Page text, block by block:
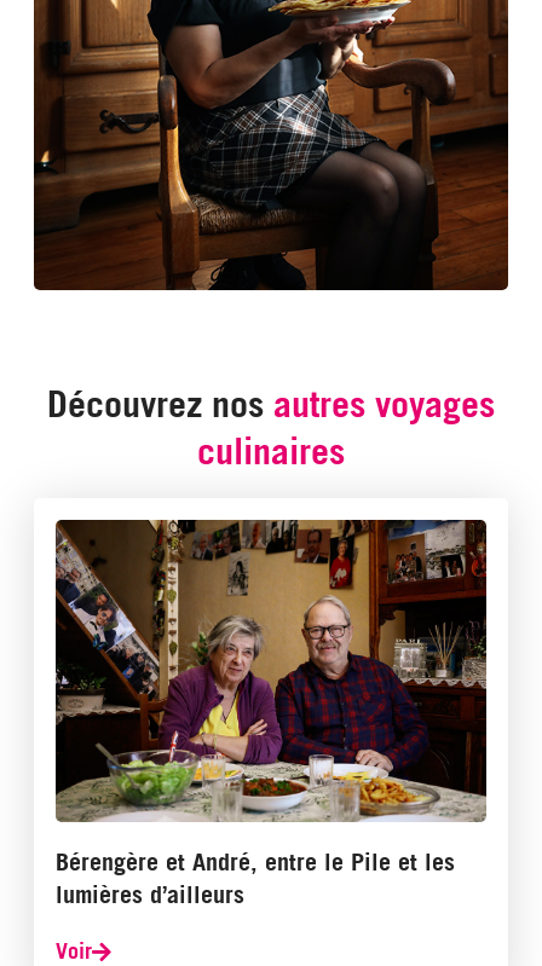
Découvrez nos autres voyages
culinaires
Bérengère et André, entre le Pile et les
lumières d’ailleurs
Voir